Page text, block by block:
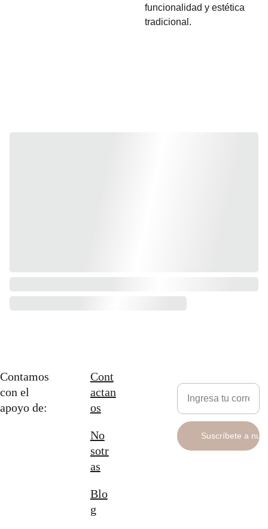
funcionalidad y estética
tradicional.
Cont
actan
os
Suscríbete a
Contamos
con el
apoyo de:
No
sotr
as
Blo
g